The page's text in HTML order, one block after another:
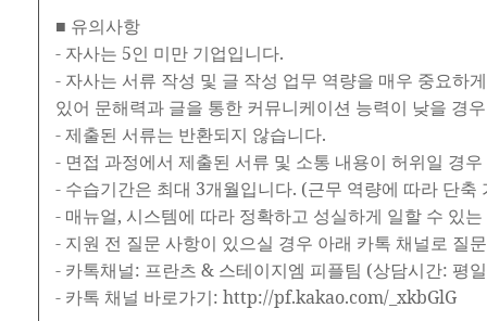
■ 유의사항
- 자사는 5인 미만 기업입니다.
- 자사는 서류 작성 및 글 작성 업무 역량을 매우 중요하
있어 문해력과 글을 통한 커뮤니케이션 능력이 낮을 경
- 제출된 서류는 반환되지 않습니다.
- 면접 과정에서 제출된 서류 및 소통 내용이 허위일 경
- 수습기간은 최대 3개월입니다. (근무 역량에 따라 단축
- 매뉴얼, 시스템에 따라 정확하고 성실하게 일할 수 있
- 지원 전 질문 사항이 있으실 경우 아래 카톡 채널로 질
- 카톡채널: 프란츠 & 스테이지엠 피플팀 (상담시간: 평
- 카톡 채널 바로가기: http://pf.kakao.com/_xkbGlG